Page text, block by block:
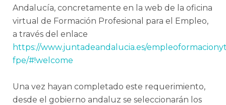
Andalucía, concretamente en la web de la oficina
virtual de Formación Profesional para el Empleo,
a través del enlace
https://www.juntadeandalucia.es/
fpe/#!welcome
Una vez hayan completado este requerimiento,
desde el gobierno andaluz se seleccionarán los